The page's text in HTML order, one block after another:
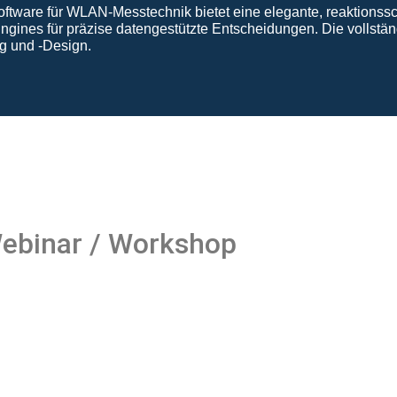
für WLAN-Messtechnik bietet eine elegante,
für präzise datengestützte Entscheidungen. Die
und -Design.
/ Workshop